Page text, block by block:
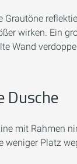
Grautöne
wirken. Ein
Wand
Dusche
mit Rahmen
weniger Platz